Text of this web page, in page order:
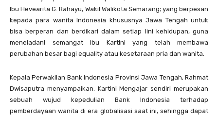
Ibu Hevearita G. Rahayu, Wakil Walikota Semarang; yang berpesan
kepada para wanita Indonesia khususnya Jawa Tengah untuk
bisa berperan dan berdikari dalam setiap lini kehidupan, guna
meneladani semangat Ibu Kartini yang telah membawa
perubahan besar bagi equality atau kesetaraan pria dan wanita.
Kepala Perwakilan Bank Indonesia Provinsi Jawa Tengah, Rahmat
Dwisaputra menyampaikan, Kartini Mengajar sendiri merupakan
sebuah wujud kepedulian Bank Indonesia terhadap
pemberdayaan wanita di era globalisasi saat ini, sehingga dapat